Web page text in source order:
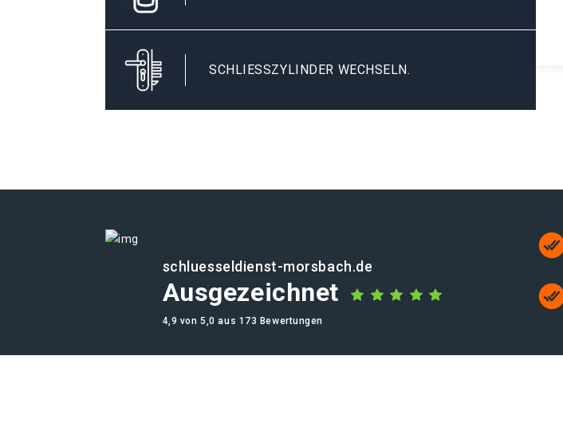
SCHLIESSZYLINDER WECHSELN.
schluesseldienst-morsbach.de
Ausgezeichnet
4,9 von 5,0 aus 173 Bewertungen